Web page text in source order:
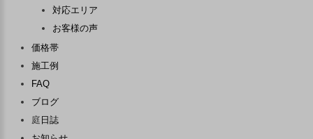
対応エリア
お客様の声
価格帯
施工例
FAQ
ブログ
庭 日誌